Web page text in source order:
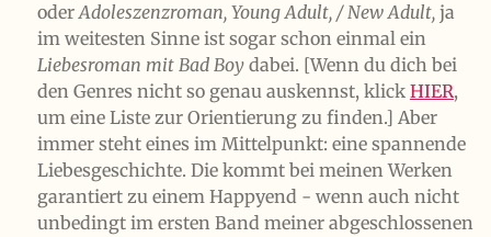
oderAdoleszenzroman, Young Adult, / New Adult, ja
im weitesten Sinne ist sogar schon einmal ein
Liebesroman mit Bad Boy dabei. [Wenn du dich bei
den Genres nicht so genau auskennst, klick HIER,
um eine Liste zur Orientierung zu finden.] Aber
immer steht eines im Mittelpunkt: eine spannende
Liebesgeschichte. Die kommt bei meinen Werken
garantiert zu einem Happyend - wenn auch nicht
unbedingt im ersten Band meiner abgeschlossenen